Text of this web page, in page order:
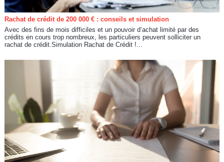
Rachat de crédit de 200 000 € : conseils et simulation
Avec des fins de mois difficiles et un pouvoir d’achat limité par des
crédits en cours trop nombreux, les particuliers peuvent solliciter un
rachat de crédit.Simulation Rachat de Crédit !...